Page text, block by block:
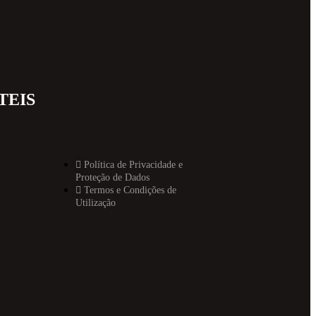
Política de Privacidade e
Proteção de Dados
Termos e Condições de
Utilização